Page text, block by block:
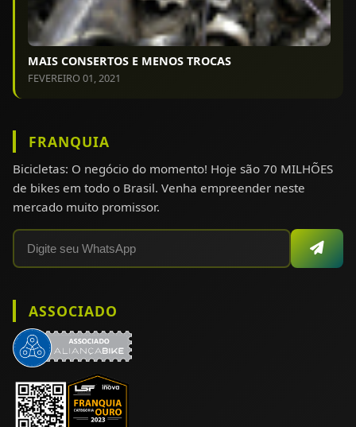
MAIS CONSERTOS E MENOS TROCAS
FEVEREIRO 01, 2021
FRANQUIA
Bicicletas: O negócio do momento! Hoje são 70 MILHÕES
de bikes em todo o Brasil. Venha empreender neste
mercado muito promissor.
ASSOCIADO